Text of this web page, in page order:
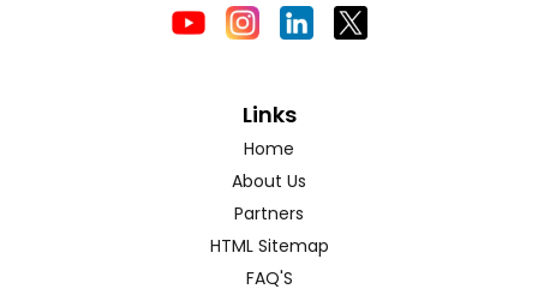
Links
Home
About Us
Partners
HTML Sitemap
FAQ'S